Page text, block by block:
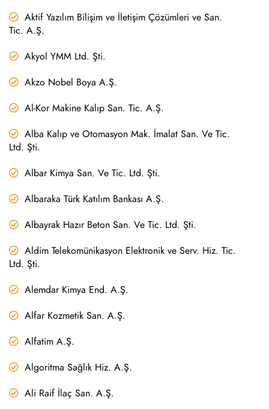
Aktif Yazılım Bilişim ve İletişim Çözümleri ve San.
Tic. A.Ş.
Akyol YMM Ltd. Şti.
Akzo Nobel Boya A.Ş.
Al-Kor Makine Kalıp San. Tic. A.Ş.
Alba Kalıp ve Otomasyon Mak. İmalat San. Ve Tic.
Ltd. Şti.
Albar Kimya San. Ve Tic. Ltd. Şti.
Albaraka Türk Katılım Bankası A.Ş.
Albayrak Hazır Beton San. Ve Tic. Ltd. Şti.
Aldim Telekomünikasyon Elektronik ve Serv. Hiz. Tic.
Ltd. Şti.
Alemdar Kimya End. A.Ş.
Alfar Kozmetik San. A.Ş.
Alfatim A.Ş.
Algoritma Sağlık Hiz. A.Ş.
Ali Raif İlaç San. A.Ş.